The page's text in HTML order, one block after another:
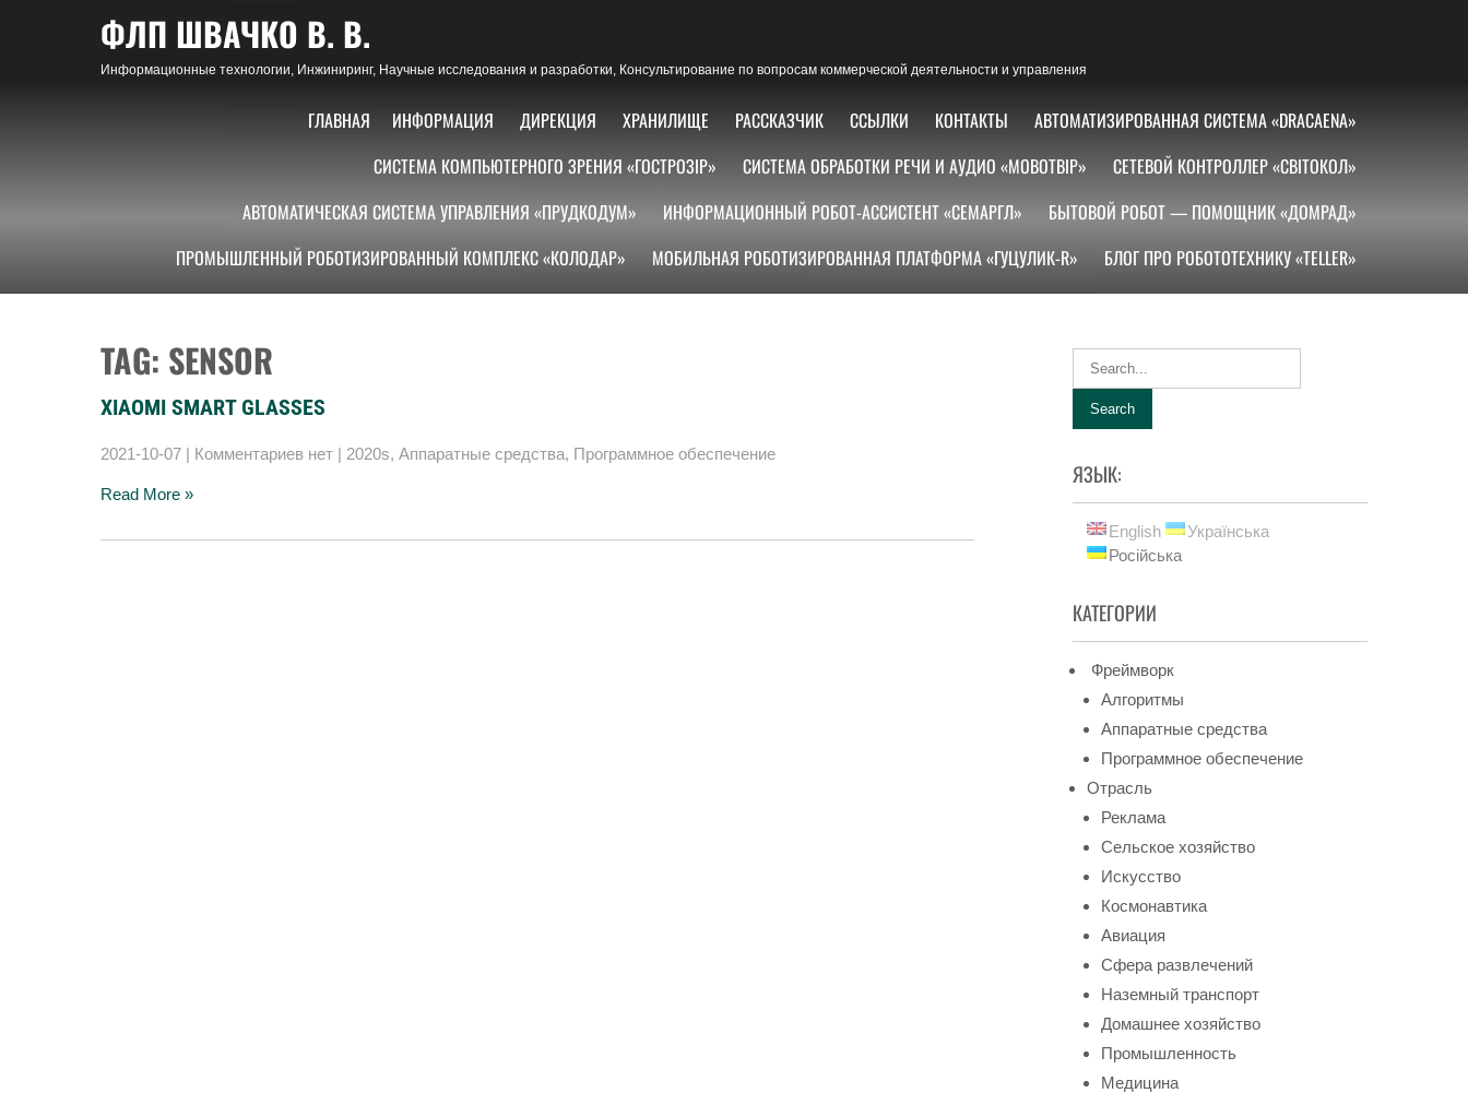
ФЛП ШВАЧКО В. В.
Информационные технологии, Инжиниринг, Научные исследования и разработки, Консультирование по вопросам коммерческой деятельности и управления
ГЛАВНАЯ ИНФОРМАЦИЯ ДИРЕКЦИЯ ХРАНИЛИЩЕ РАССКАЗЧИК ССЫЛКИ КОНТАКТЫ
АВТОМАТИЗИРОВАННАЯ СИСТЕМА «DRACAENA»
СИСТЕМА КОМПЬЮТЕРНОГО ЗРЕНИЯ «ГОСТРОЗІР»
СИСТЕМА ОБРАБОТКИ РЕЧИ И АУДИО «МОВОТВІР»
СЕТЕВОЙ КОНТРОЛЛЕР «СВІТОКОЛ»
АВТОМАТИЧЕСКАЯ СИСТЕМА УПРАВЛЕНИЯ «ПРУДКОДУМ»
ИНФОРМАЦИОННЫЙ РОБОТ-АССИСТЕНТ «СЕМАРГЛ»
БЫТОВОЙ РОБОТ — ПОМОЩНИК «ДОМРАД»
ПРОМЫШЛЕННЫЙ РОБОТИЗИРОВАННЫЙ КОМПЛЕКС «КОЛОДАР»
МОБИЛЬНАЯ РОБОТИЗИРОВАННАЯ ПЛАТФОРМА «ГУЦУЛИК-R» БЛОГ ПРО РОБОТОТЕХНИКУ «TELLER»
TAG: SENSOR
XIAOMI SMART GLASSES
2021-10-07 | Комментариев нет | 2020s, Аппаратные средства, Программное обеспечение
Read More »
ЯЗЫК:
English
Українська
Російська
КАТЕГОРИИ
Фреймворк
Алгоритмы
Аппаратные средства
Программное обеспечение
Отрасль
Реклама
Сельское хозяйство
Искусство
Космонавтика
Авиация
Сфера развлечений
Наземный транспорт
Домашнее хозяйство
Промышленность
Медицина